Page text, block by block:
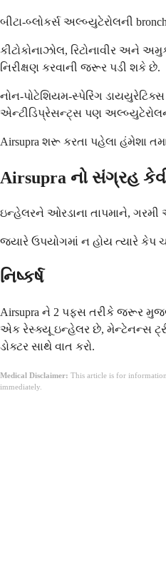
બીટા-બ્લોકર્સ અલ્બ્યુટેરોલની
કીટોકોનાઝોલ, રિટોનાવીર અને
નિરીક્ષણ કરવાની જરૂર પડી શકે છે.
નોન-પોટેશિયમ-સ્પેરિંગ
એન્ટીડિપ્રેસન્ટ્સ પણ અલ્બ્યુટેરોલની
Airsupra શરૂ કરતા પહેલા હંમેશા
Airsupra નો સંગ્રહ
ઇન્હેલરને ઓરડાના તાપમાને, ગરમી
જ્યારે ઉપયોગમાં ન હોય ત્યારે કેપ
નિષ્કર્ષ
Airsupra ને 2 પફ્સ તરીકે જરૂર
એક રેસ્ક્યૂ ઇન્હેલર છે, મેન્ટેનન્સ
ડોક્ટર સાથે વાત કરો.
Medical Disclaimer: This article is for
immediately.